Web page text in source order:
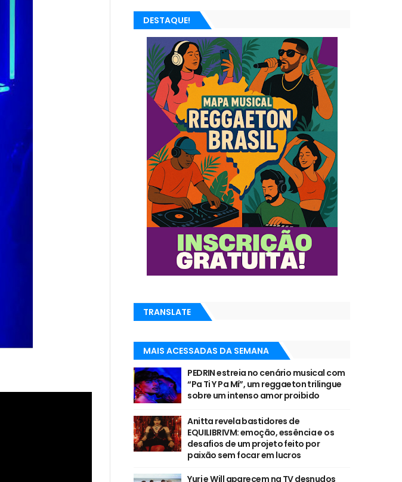
DESTAQUE!
TRANSLATE
MAIS ACESSADAS DA SEMANA
PEDRIN estreia no cenário musical com
“Pa Ti Y Pa Mí”, um reggaeton trilingue
sobre um intenso amor proibido
Anitta revela bastidores de
EQUILIBRIVM: emoção, essência e os
desafios de um projeto feito por
paixão sem focar em lucros
Yuri e Will aparecem na TV desnudos